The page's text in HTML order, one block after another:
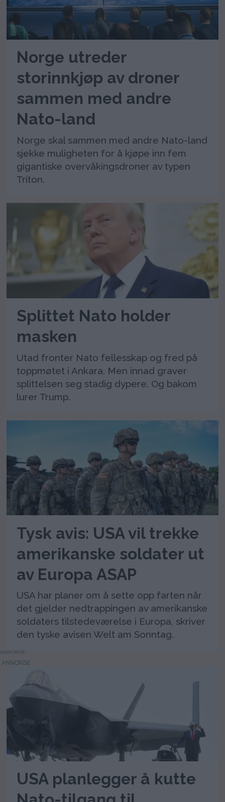
Norge utreder
storinnkjøp av droner
sammen med andre
Nato-land
Norge skal sammen med andre Nato-land
sjekke muligheten for å kjøpe inn fem
gigantiske overvåkingsdroner av typen
Triton.
Splittet Nato holder
masken
Utad fronter Nato fellesskap og fred på
toppmøtet i Ankara. Men innad graver
splittelsen seg stadig dypere. Og bakom
lurer Trump.
Tysk avis: USA vil trekke
amerikanske soldater ut
av Europa ASAP
USA har planer om å sette opp farten når
det gjelder nedtrappingen av amerikanske
soldaters tilstedeværelse i Europa, skriver
den tyske avisen Welt am Sonntag.
ANNONSE
USA planlegger å kutte